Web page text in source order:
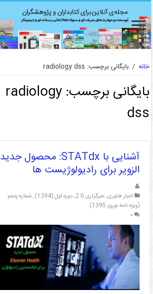
خانه / بایگانی برچسب: radiology dss
بایگانی برچسب: radiology
dss
آشنایی با STATdx: محصول جدید
الزویر برای رادیولوژیست ها
اخبار فناوری,خبرگزاری 2.0 ,دوره اول (1394) , شماره پنجم
(ویژه نامه نوروز 1395)
۰